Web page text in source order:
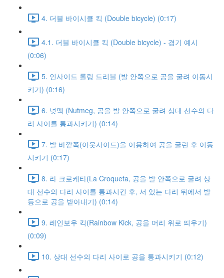
4. 더블 바이시클 킥 (Double bicycle) (0:17)
4.1. 더블 바이시클 킥 (Double bicycle) - 경기 예시
(0:06)
5. 인사이드 롤링 드리블 (발 안쪽으로 공을 굴려 이동시
키기) (0:16)
6. 넛멕 (Nutmeg, 공을 발 안쪽으로 굴려 상대 선수의 다
리 사이를 통과시키기) (0:14)
7. 발 바깥쪽(아웃사이드)을 이용하여 공을 굴린 후 이동
시키기 (0:17)
8. 라 크로케타(La Croqueta, 공을 발 안쪽으로 굴려 상
대 선수의 다리 사이를 통과시킨 후, 서 있는 다리 뒤에서 발
등으로 공을 받아내기) (0:14)
9. 레인보우 킥(Rainbow Kick, 공을 머리 위로 띄우기)
(0:09)
10. 상대 선수의 다리 사이로 공을 통과시키기 (0:12)